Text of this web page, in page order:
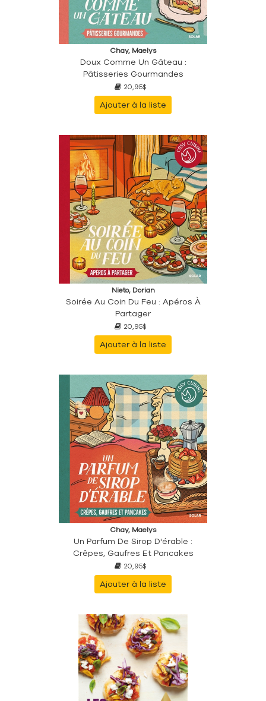
Chay, Maelys
Doux Comme Un Gâteau :
Pâtisseries Gourmandes
20,95$
Ajouter à la liste
Nieto, Dorian
Soirée Au Coin Du Feu : Apéros À
Partager
20,95$
Ajouter à la liste
Chay, Maelys
Un Parfum De Sirop D'érable :
Crêpes, Gaufres Et Pancakes
20,95$
Ajouter à la liste